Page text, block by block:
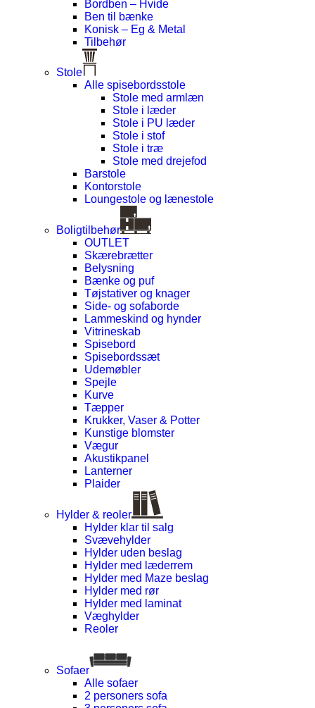
Bordben – Hvide
Ben til bænke
Konisk – Eg & Metal
Tilbehør
Stole
Alle spisebordsstole
Stole med armlæn
Stole i læder
Stole i PU læder
Stole i stof
Stole i træ
Stole med drejefod
Barstole
Kontorstole
Loungestole og lænestole
Boligtilbehør
OUTLET
Skærebrætter
Belysning
Bænke og puf
Tøjstativer og knager
Side- og sofaborde
Lammeskind og hynder
Vitrineskab
Spisebord
Spisebordssæt
Udemøbler
Spejle
Kurve
Tæpper
Krukker, Vaser & Potter
Kunstige blomster
Vægur
Akustikpanel
Lanterner
Plaider
Hylder & reoler
Hylder klar til salg
Svævehylder
Hylder uden beslag
Hylder med læderrem
Hylder med Maze beslag
Hylder med rør
Hylder med laminat
Væghylder
Reoler
Sofaer
Alle sofaer
2 personers sofa